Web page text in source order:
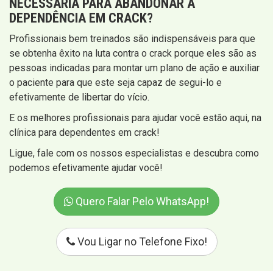
NECESSÁRIA PARA ABANDONAR A
DEPENDÊNCIA EM CRACK?
Profissionais bem treinados são indispensáveis para que
se obtenha êxito na luta contra o crack porque eles são as
pessoas indicadas para montar um plano de ação e auxiliar
o paciente para que este seja capaz de segui-lo e
efetivamente de libertar do vício.
E os melhores profissionais para ajudar você estão aqui, na
clínica para dependentes em crack!
Ligue, fale com os nossos especialistas e descubra como
podemos efetivamente ajudar você!
Quero Falar Pelo WhatsApp!
Vou Ligar no Telefone Fixo!